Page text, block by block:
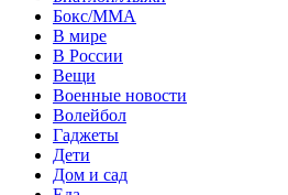
Бокс/MMA
В мире
В России
Вещи
Военные новости
Волейбол
Гаджеты
Дети
Дом и сад